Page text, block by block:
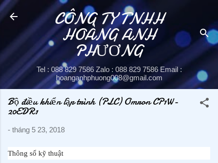
Chuyển đến nội dung chính
CÔNG TY TNHH
HOÀNG ANH
PHƯƠNG
Tel : 088 829 7586 Zalo : 088 829 7586 Email :
hoanganhphuong008@gmail.com
Bộ điều khiển lập trình (PLC) Omron CP1W-
20EDR1
- tháng 5 23, 2018
Thông số kỹ thuật